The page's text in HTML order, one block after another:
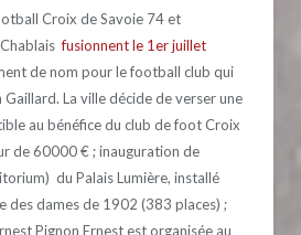
Croix de Savoie 74 et
fusionnent le 1er juillet
de nom pour le football club qui
La ville décide de verser une
au bénéfice du club de foot Croix
de 60000 € ; inauguration de
du Palais Lumière, installé
des dames de 1902 (383 places) ;
Pignon Ernest est organisée au